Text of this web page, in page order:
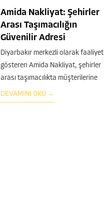
Amida Nakliyat: Şehirler
Arası Taşımacılığın
Güvenilir Adresi
Diyarbakır merkezli olarak faaliyet
gösteren Amida Nakliyat, şehirler
arası taşımacılıkta müşterilerine
güvenilir ve kaliteli hizmet sunan
öncü bir nakliyat firmasıdır.
DEVAMINI OKU →